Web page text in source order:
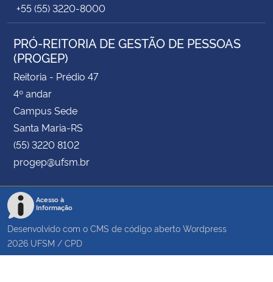
+55 (55) 3220-8000
PRÓ-REITORIA DE GESTÃO DE PESSOAS
(PROGEP)
Reitoria - Prédio 47
4º andar
Campus Sede
Santa Maria-RS
(55) 3220 8102
progep@ufsm.br
Acesso à
Informação
Desenvolvido com o CMS de código aberto Wordpress
2026 UFSM / CPD